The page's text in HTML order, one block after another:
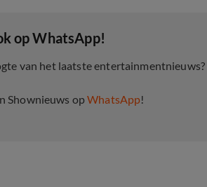
op WhatsApp!
van het laatste entertainmentnieuws?
Shownieuws opWhatsApp!